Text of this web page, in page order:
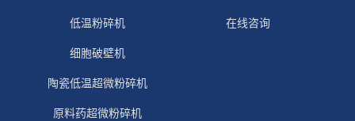
低温粉碎机
细胞破壁机
陶瓷低温超微粉碎机
原料药超微粉碎机
在线咨询